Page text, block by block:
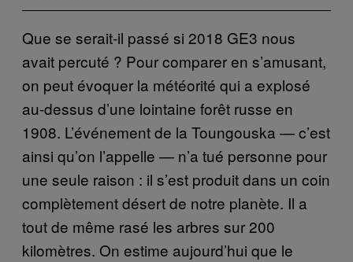
Que se serait-il passé si 2018 GE3 nous
avait percuté ? Pour comparer en s’amusant,
on peut évoquer la météorité qui a explosé
au-dessus d’une lointaine forêt russe en
1908. L’événement de la Toungouska — c’est
ainsi qu’on l’appelle — n’a tué personne pour
une seule raison : il s’est produit dans un coin
complètement désert de notre planète. Il a
tout de même rasé les arbres sur 200
kilomètres. On estime aujourd’hui que le